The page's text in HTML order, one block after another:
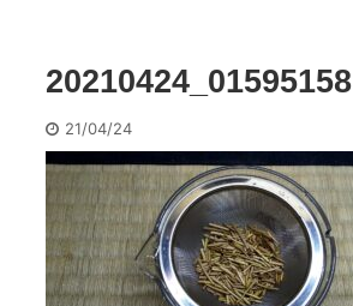
21/04/24